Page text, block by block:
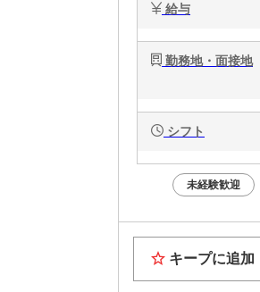
給与
勤務地・面接地
シフト
未経験歓迎
キープに追加